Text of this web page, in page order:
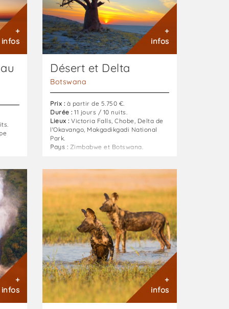
+
infos
-
+
infos
Désert et Delta
Botswana
Prix : à partir de 5.750 €.
Durée : 11 jours / 10 nuits.
Lieux : Victoria Falls, Chobe, Delta de
l'Okavango, Makgadikgadi National
Park.
Pays : Zimbabwe et Botswana.
+
infos
Essence
l'Afrique
:
Zambie
+
infos